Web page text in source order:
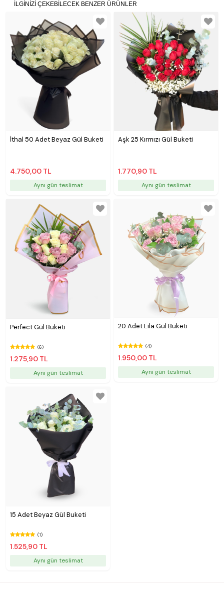
İLGINIZI ÇEKEBILECEK BENZER ÜRÜNLER
İthal 50 Adet Beyaz Gül Buketi
4.750,00 TL
Aynı gün teslimat
Aşk 25 Kırmızı Gül Buketi
1.770,90 TL
Aynı gün teslimat
Perfect Gül Buketi
(6)
1.275,90 TL
Aynı gün teslimat
20 Adet Lila Gül Buketi
(4)
1.950,00 TL
Aynı gün teslimat
15 Adet Beyaz Gül Buketi
(1)
1.525,90 TL
Aynı gün teslimat